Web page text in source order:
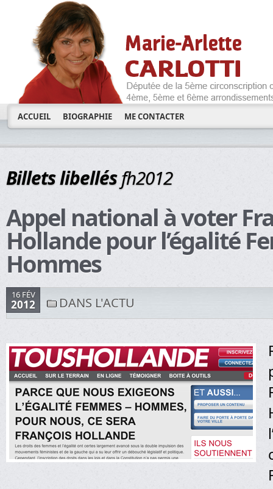
ACCUEIL BIOGRAPHIE ME CONTACTER
Billets libellésfh2012
Appel national à voter
Hollande pour l’égalité
Hommes
16 FÉV
2012 DANS L'ACTU